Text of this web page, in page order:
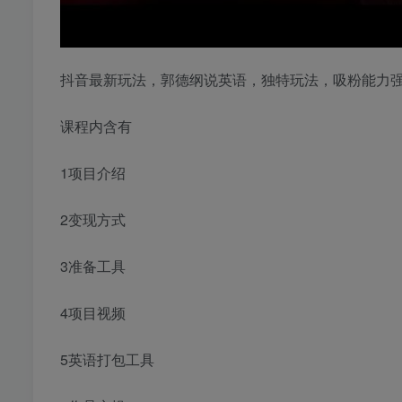
抖音最新玩法，郭德纲说英语，独特玩法，吸粉能力
课程内含有
1项目介绍
2变现方式
3准备工具
4项目视频
5英语打包工具